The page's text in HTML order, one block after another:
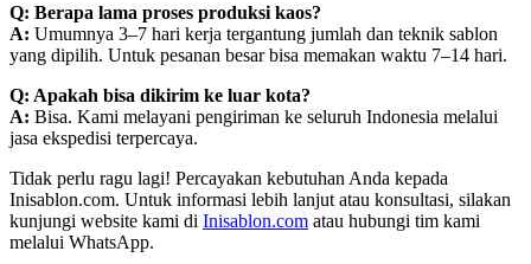
Q: Berapa lama proses produksi kaos?
A: Umumnya 3–7 hari kerja tergantung jumlah dan teknik sablon
yang dipilih. Untuk pesanan besar bisa memakan waktu 7–14 hari.
Q: Apakah bisa dikirim ke luar kota?
A: Bisa. Kami melayani pengiriman ke seluruh Indonesia melalui
jasa ekspedisi terpercaya.
Tidak perlu ragu lagi! Percayakan kebutuhan Anda kepada
Inisablon.com. Untuk informasi lebih lanjut atau konsultasi, silakan
kunjungi website kami di Inisablon.com atau hubungi tim kami
melalui WhatsApp.